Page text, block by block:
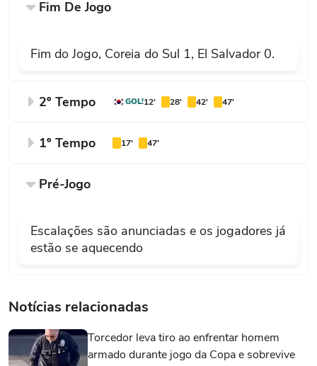
Fim De Jogo
Fim do Jogo, Coreia do Sul 1, El Salvador 0.
2º Tempo GOL!12' 28' 42' 47'
Fim do segundo tempo, Coreia do Sul 1,
El Salvador 0.
1º Tempo 17' 47'
50'
Fim do primeiro tempo, Coreia do Sul 0,
El Salvador 0.
Falta cometida por Lee Jae-Sung (Coreia
Julio Sibrián (El Salvador) sofre uma falta
no campo defensivo.
Pré-Jogo
Escalações são anunciadas e os jogadores já
estão se aquecendo
Notícias relacionadas
Torcedor leva tiro ao enfrentar homem
armado durante jogo da Copa e sobrevive